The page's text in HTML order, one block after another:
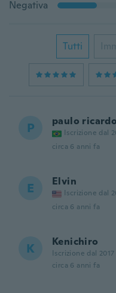
Negativa
Tutti
P paulo ricardo
Iscrizione dal
circa 6 anni fa
E Elvin
Iscrizione dal
circa 6 anni fa
K Kenichiro
Iscrizione dal 2017
circa 6 anni fa